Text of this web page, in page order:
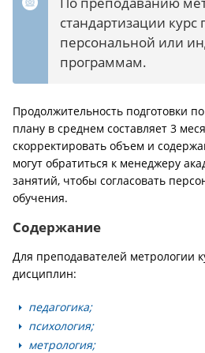
стандартизации
персональной или
программам.
Продолжительность подготовки
плану в среднем составляет 3
скорректировать объем и
могут обратиться к менеджеру
занятий, чтобы согласовать
обучения.
Содержание
Для преподавателей метрологии
дисциплин:
педагогика;
психология;
метрология;